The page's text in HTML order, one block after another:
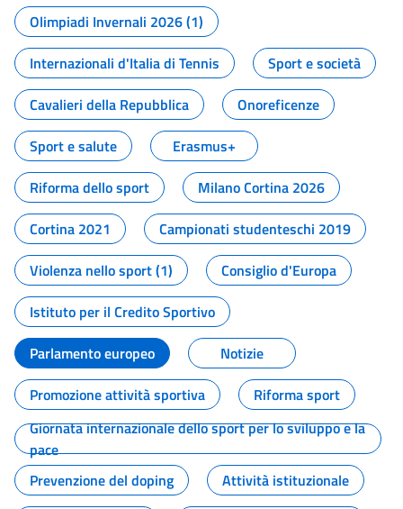
Olimpiadi Invernali 2026 (1)
Internazionali d'Italia di Tennis
Sport e società
Cavalieri della Repubblica
Onoreficenze
Sport e salute
Erasmus+
Riforma dello sport
Milano Cortina 2026
Cortina 2021
Campionati studenteschi 2019
Violenza nello sport (1)
Consiglio d'Europa
Istituto per il Credito Sportivo
Parlamento europeo
Notizie
Promozione attività sportiva
Riforma sport
Giornata internazionale dello sport per lo sviluppo e la
pace
Prevenzione del doping
Attività istituzionale